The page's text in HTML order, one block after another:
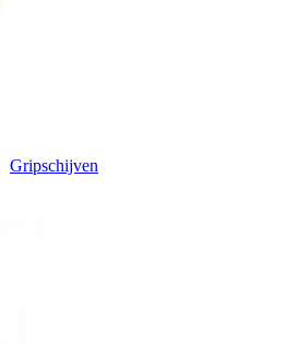
Gripschijven